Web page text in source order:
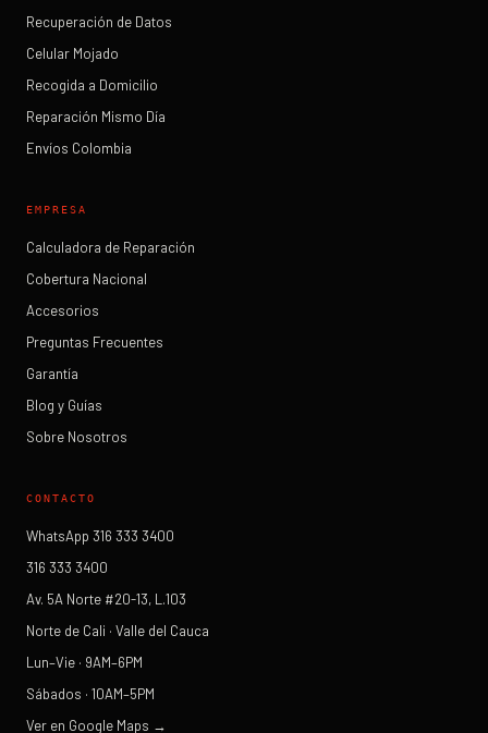
Recuperación de Datos
Celular Mojado
Recogida a Domicilio
Reparación Mismo Día
Envíos Colombia
EMPRESA
Calculadora de Reparación
Cobertura Nacional
Accesorios
Preguntas Frecuentes
Garantía
Blog y Guías
Sobre Nosotros
CONTACTO
WhatsApp 316 333 3400
316 333 3400
Av. 5A Norte #20-13, L.103
Norte de Cali · Valle del Cauca
Lun–Vie · 9AM–6PM
Sábados · 10AM–5PM
Ver en Google Maps →